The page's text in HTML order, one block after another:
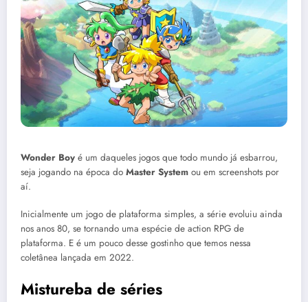
Wonder Boy é um daqueles jogos que todo mundo já esbarrou,
seja jogando na época do Master System ou em screenshots por
aí.
Inicialmente um jogo de plataforma simples, a série evoluiu ainda
nos anos 80, se tornando uma espécie de action RPG de
plataforma. E é um pouco desse gostinho que temos nessa
coletânea lançada em 2022.
Mistureba de séries